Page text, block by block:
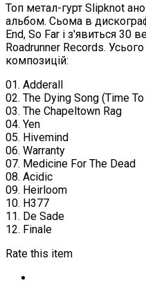
Топ метал-гурт Slipknot
альбом. Сьома в
End, So Far і з'явиться 30
Roadrunner Records.
композицій:
01. Adderall
02. The Dying Song (Time
03. The Chapeltown Rag
04. Yen
05. Hivemind
06. Warranty
07. Medicine For The Dead
08. Acidic
09. Heirloom
10. H377
11. De Sade
12. Finale
Rate this item